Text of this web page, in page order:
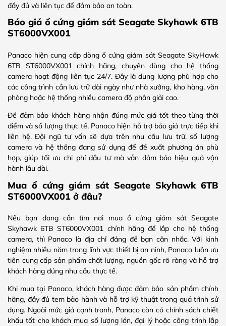
đầy đủ và liên tục để đảm bảo an toàn.
Báo giá ổ cứng giám sát Seagate Skyhawk 6TB
ST6000VX001
Panaco hiện cung cấp dòng ổ cứng giám sát Seagate SkyHawk
6TB ST6000VX001 chính hãng, chuyên dùng cho hệ thống
camera hoạt động liên tục 24/7. Đây là dung lượng phù hợp cho
các công trình cần lưu trữ dài ngày như nhà xưởng, kho hàng, văn
phòng hoặc hệ thống nhiều camera độ phân giải cao.
Để đảm bảo khách hàng nhận đúng mức giá tốt theo từng thời
điểm và số lượng thực tế, Panaco hiện hỗ trợ báo giá trực tiếp khi
liên hệ. Đội ngũ tư vấn sẽ dựa trên nhu cầu lưu trữ, số lượng
camera và hệ thống đang sử dụng để đề xuất phương án phù
hợp, giúp tối ưu chi phí đầu tư mà vẫn đảm bảo hiệu quả vận
hành lâu dài.
Mua ổ cứng giám sát Seagate Skyhawk 6TB
ST6000VX001 ở đâu?
Nếu bạn đang cần tìm nơi mua ổ cứng giám sát Seagate
Skyhawk 6TB ST6000VX001 chính hãng để lắp cho hệ thống
camera, thì Panaco là địa chỉ đáng để bạn cân nhắc. Với kinh
nghiệm nhiều năm trong lĩnh vực thiết bị an ninh, Panaco luôn ưu
tiên cung cấp sản phẩm chất lượng, nguồn gốc rõ ràng và hỗ trợ
khách hàng đúng nhu cầu thực tế.
Khi mua tại Panaco, khách hàng được đảm bảo sản phẩm chính
hãng, đầy đủ tem bảo hành và hỗ trợ kỹ thuật trong quá trình sử
dụng. Ngoài mức giá cạnh tranh, Panaco còn có chính sách chiết
khấu tốt cho khách mua số lượng lớn, đại lý hoặc công trình lắp